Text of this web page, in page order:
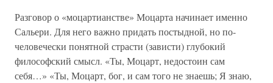
Разговор о «моцартианстве» Моцарта начинает именно
Сальери. Для него важно придать постыдной, но по-
человечески понятной страсти (зависти) глубокий
философский смысл. «Ты, Моцарт, недостоин сам
себя…» «Ты, Моцарт, бог, и сам того не знаешь; Я знаю,